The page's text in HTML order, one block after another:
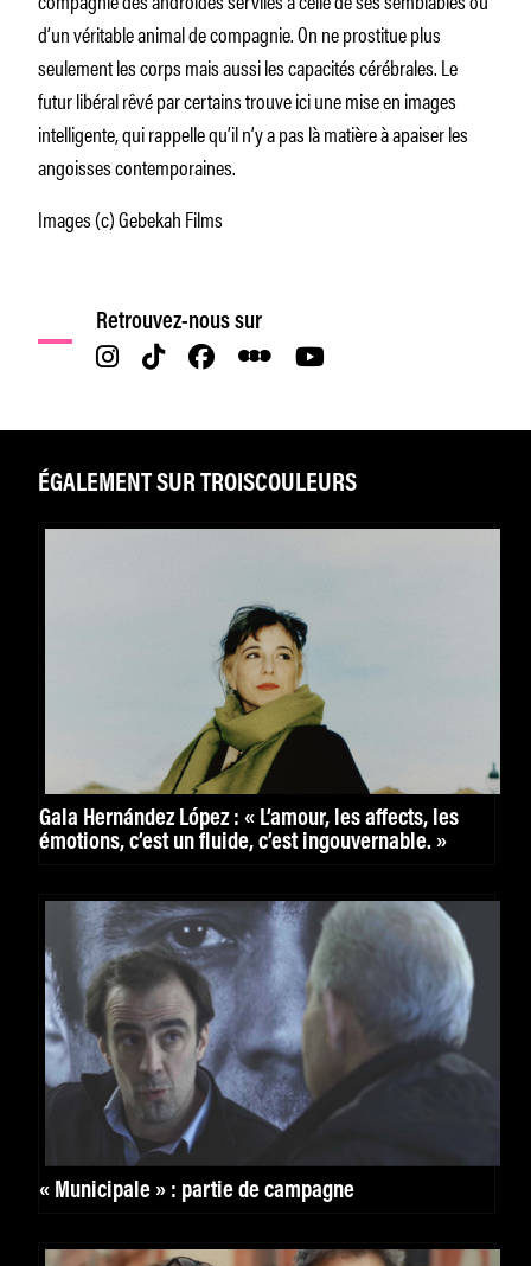
d’un véritable animal de compagnie. On ne prostitue plus
seulement les corps mais aussi les capacités cérébrales. Le
futur libéral rêvé par certains trouve ici une mise en images
intelligente, qui rappelle qu’il n’y a pas là matière à apaiser les
angoisses contemporaines.
Images (c) Gebekah Films
Retrouvez-nous sur
ÉGALEMENT SUR TROISCOULEURS
Gala Hernández López : « L’amour, les affects, les
émotions, c’est un fluide, c’est ingouvernable. »
« Municipale » : partie de campagne